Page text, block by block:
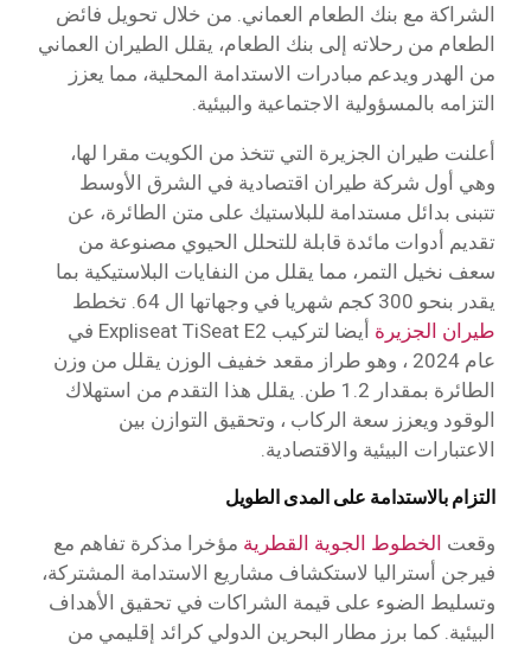
الشراكة مع بنك الطعام العماني. من خلال تحويل فائض
الطعام من رحلاته إلى بنك الطعام، يقلل الطيران العماني
من الهدر ويدعم مبادرات الاستدامة المحلية، مما يعزز
التزامه بالمسؤولية الاجتماعية والبيئية.
أعلنت طيران الجزيرة التي تتخذ من الكويت مقرا لها،
وهي أول شركة طيران اقتصادية في الشرق الأوسط
تتبنى بدائل مستدامة للبلاستيك على متن الطائرة، عن
تقديم أدوات مائدة قابلة للتحلل الحيوي مصنوعة من
سعف نخيل التمر، مما يقلل من النفايات البلاستيكية بما
يقدر بنحو 300 كجم شهريا في وجهاتها ال 64. تخطط
طيران الجزيرة
أيضا لتركيب Expliseat TiSeat E2 في
عام 2024 ، وهو طراز مقعد خفيف الوزن يقلل من وزن
الطائرة بمقدار 1.2 طن. يقلل هذا التقدم من استهلاك
الوقود ويعزز سعة الركاب ، وتحقيق التوازن بين
الاعتبارات البيئية والاقتصادية.
التزام بالاستدامة على المدى الطويل
وقعت الخطوط الجوية القطرية مؤخرا مذكرة تفاهم مع
فيرجن أستراليا لاستكشاف مشاريع الاستدامة المشتركة،
وتسليط الضوء على قيمة الشراكات في تحقيق الأهداف
البيئية. كما برز مطار البحرين الدولي كرائد إقليمي من